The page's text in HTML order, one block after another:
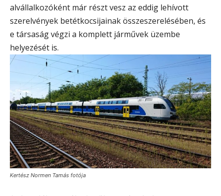
alvállalkozóként már részt vesz az eddig lehívott
szerelvények betétkocsijainak összeszerelésében, és
e társaság végzi a komplett járművek üzembe
helyezését is.
Kertész Normen Tamás fotója